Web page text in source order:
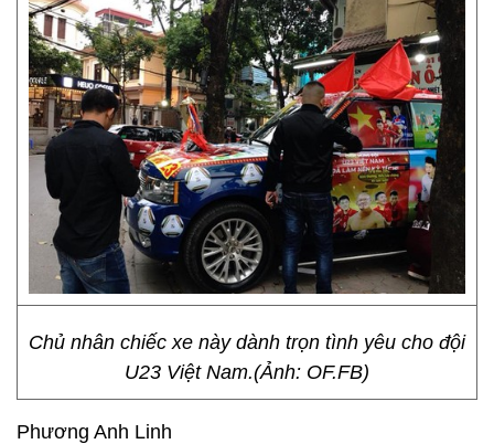
Chủ nhân chiếc xe này dành trọn tình yêu cho đội
U23 Việt Nam.(Ảnh: OF.FB)
Phương Anh Linh